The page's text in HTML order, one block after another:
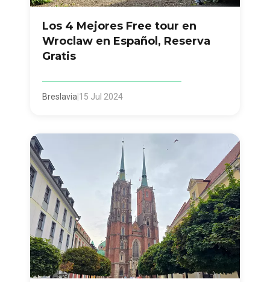
Los 4 Mejores Free tour en
Wroclaw en Español, Reserva
Gratis
Breslavia 15 Jul 2024